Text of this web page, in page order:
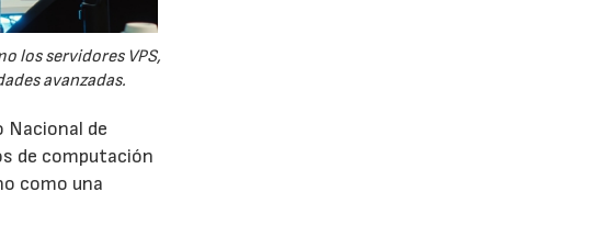
los servidores VPS,
avanzadas.
Nacional de
de computación
como una